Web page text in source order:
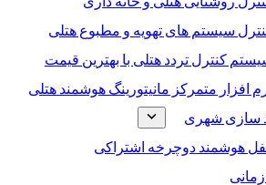
سیستم های تهویه و مطبوع هتلی
کنترل تردد هتلی با بهترین قیمت
افزار متمرکز مانیتورینگ هوشمند هتلی
سازی شهری
هوشمند دوچرخه اشتراکی